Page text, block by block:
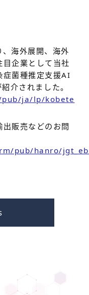
海外展開、海外
企業として当社
症菌種推定支援AI
介されました。
ja/lp/kobete
販売などのお問
pub/hanro/